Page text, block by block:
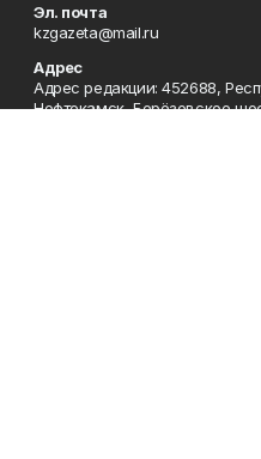
Эл. почта
kzgazeta@mail.ru
Адрес
Адрес редакции: 452688,
Нефтекамск, Берёзовское